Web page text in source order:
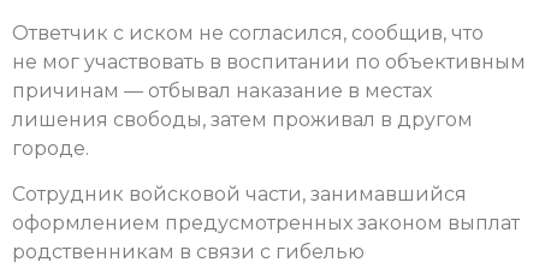
Ответчик с иском не согласился, сообщив, что
не мог участвовать в воспитании по объективным
причинам — отбывал наказание в местах
лишения свободы, затем проживал в другом
городе.
Сотрудник войсковой части, занимавшийся
оформлением предусмотренных законом выплат
родственникам в связи с гибелью